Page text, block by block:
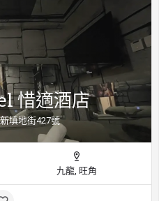
惜適酒店
填地街427號
九龍, 旺角